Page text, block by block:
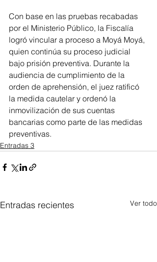
Con base en las pruebas recabadas
por el Ministerio Público, la Fiscalía
logró vincular a proceso a Moyá Moyá,
quien continúa su proceso judicial
bajo prisión preventiva. Durante la
audiencia de cumplimiento de la
orden de aprehensión, el juez ratificó
la medida cautelar y ordenó la
inmovilización de sus cuentas
bancarias como parte de las medidas
preventivas.
Entradas 3
Entradas recientes Ver todo